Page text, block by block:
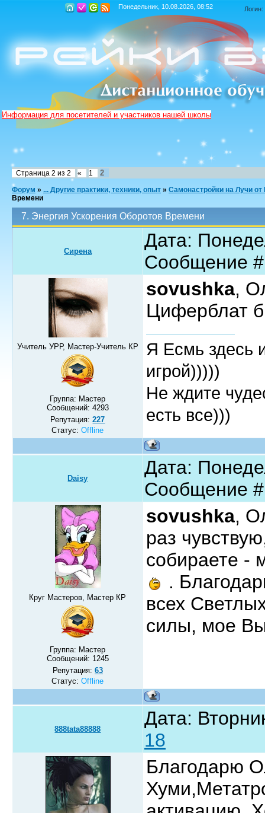
Понедельник, 10.08.2026, 08:52 Логин:
Информация для посетителей и участников нашей школы
Страница 2 из 2 « 1 2
Форум » ... Другие практики, техники, опыт » Самонастройки на Лучи от
Времени
7. Энергия Ускорения Оборотов Времени
Сирена
Дата:
Сообщение
Учитель УРР, Мастер-Учитель КР
Группа: Мастер
Сообщений: 4293
Репутация:227
Статус:Offline
sovushka,
Циферблат
Я Есмь здесь
игрой)))))
Не ждите
есть все)))
Daisy
Дата:
Сообщение
Круг Мастеров, Мастер КР
Группа: Мастер
Сообщений: 1245
Репутация: 63
Статус:Offline
sovushka,
раз
собираете -
.
всех
силы, мое
888tata88888
Дата:
18
Благодарю